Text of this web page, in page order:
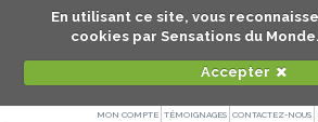
En utilisant ce site, vous
cookies par Sensations du Monde.
Accepter
MON COMPTE TÉMOIGNAGES CONTACTEZ-NOUS